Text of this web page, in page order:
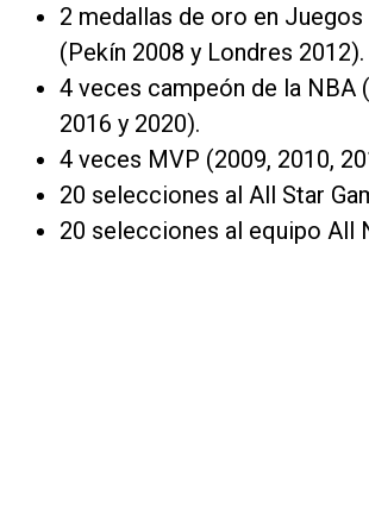
2 medallas de oro en
(Pekín 2008 y Londres 2012).
4 veces campeón de la NBA
2016 y 2020).
4 veces MVP (2009, 2010,
20 selecciones al All Star
20 selecciones al equipo All